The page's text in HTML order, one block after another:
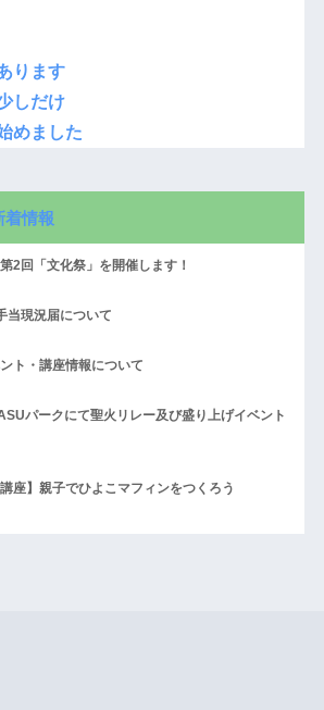
ります
しだけ
めました
着情報
2回「文化祭」を開催します！
現況届について
ト・講座情報について
パークにて聖火リレー及び盛り上げイベント
座】親子でひよこマフィンをつくろう